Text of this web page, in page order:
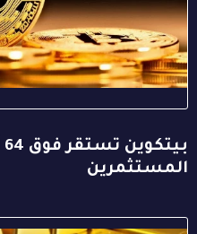
المستثمرين